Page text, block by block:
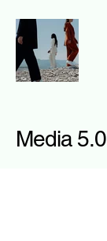
Media 5.0